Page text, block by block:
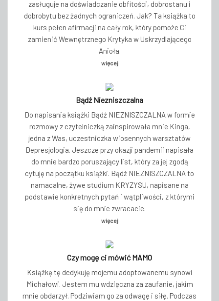
zasługuje na doświadczanie obfitości, dobrostanu i
dobrobytu bez żadnych ograniczeń. Jak? Ta książka to
kurs pełen afirmacji na cały rok, który pomoże Ci
zamienić Wewnętrznego Krytyka w Uskrzydlającego
Anioła.
więcej
Bądź Niezniszczalna
Do napisania książki Bądź NIEZNISZCZALNA w formie
rozmowy z czytelniczką zainspirowała mnie Kinga,
jedna z Was, uczestniczka wiosennych warsztatów
Depresjologia. Jeszcze przy okazji pandemii napisała
do mnie bardzo poruszający list, który za jej zgodą
cytuję na początku książki. Bądź NIEZNISZCZALNA to
namacalne, żywe studium KRYZYSU, napisane na
podstawie konkretnych pytań i wątpliwości, z którymi
się do mnie zwracacie.
więcej
Czy mogę ci mówić MAMO
Książkę tę dedykuję mojemu adoptowanemu synowi
Michałowi. Jestem mu wdzięczna za zaufanie, jakim
mnie obdarzył. Podziwiam go za odwagę i siłę. Podczas